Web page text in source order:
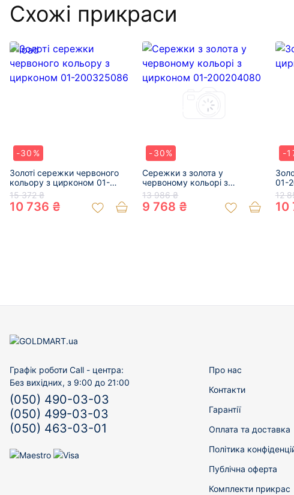
Схожі прикраси
-30%
Золоті сережки червоного
кольору з цирконом 01-
200325086
15 372 ₴
10 736 ₴
-30%
Сережки з золота у
червоному кольорі з
цирконом 01-200204080
13 986 ₴
9 768 ₴
-
01-
12
10
Графік роботи Call - центра:
Без вихідних, з 9:00 до 21:00
(050) 490-03-03
(050) 499-03-03
(050) 463-03-01
Про нас
Контакти
Гарантії
Оплата та доставка
Політика
Публічна оферта
Комплекти прикрас